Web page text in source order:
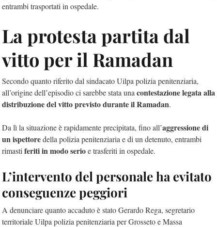
entrambi trasportati in ospedale.
La protesta partita dal
vitto per il Ramadan
Secondo quanto riferito dal sindacato Uilpa polizia penitenziaria,
all’origine dell’episodio ci sarebbe stata una contestazione legata alla
distribuzione del vitto previsto durante il Ramadan.
Da lì la situazione è rapidamente precipitata, fino all’aggressione di
un ispettoredella polizia penitenziaria e di un detenuto, entrambi
rimasti feriti in modo serioe trasferiti in ospedale.
L’intervento del personale ha evitato
conseguenze peggiori
A denunciare quanto accaduto è stato Gerardo Rega, segretario
territoriale Uilpa polizia penitenziaria per Grosseto e Massa